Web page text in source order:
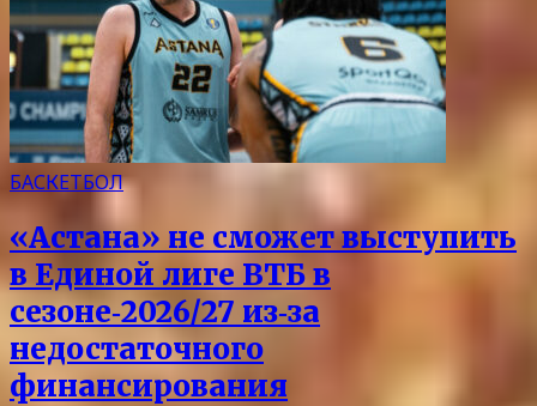
БАСКЕТБОЛ
«Астана» не сможет выступить
в Единой лиге ВТБ в
сезоне‑2026/27 из‑за
недостаточного
финансирования